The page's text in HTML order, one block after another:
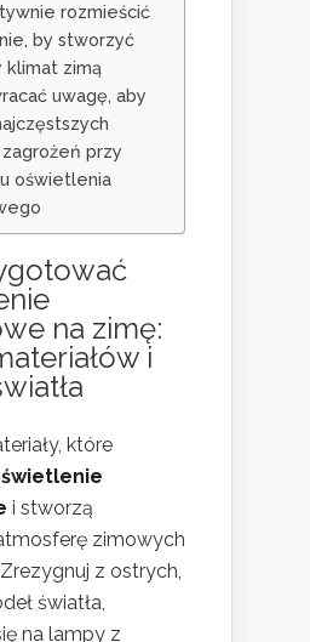
rozmieścić
by stworzyć
klimat zimą
uwagę, aby
zagrożeń przy
oświetlenia
na zimę:
i
które
i stworzą
zimowych
z ostrych,
światła,
na lampy z